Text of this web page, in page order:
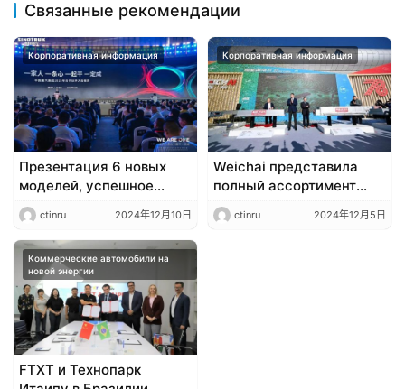
Связанные рекомендации
Корпоративная информация
Презентация 6 новых
моделей, успешное
проведение
Конференции партнёров
Sinotruk Group 2025.
ctinru 2024年12月10日
Корпоративная информация
Weichai представила
полный ассортимент
тяговых батарей для
коммерческих
ctinru 2024年12月5日
Коммерческие автомобили на
новой энергии
FTXT и Технопарк